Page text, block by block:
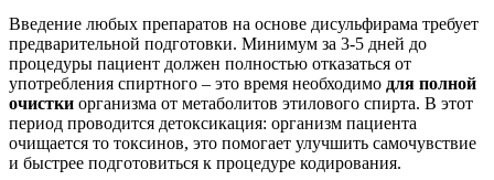
Введение любых препаратов на основе дисульфирама требует
предварительной подготовки. Минимум за 3-5 дней до
процедуры пациент должен полностью отказаться от
употребления спиртного – это время необходимо для полной
очистки организма от метаболитов этилового спирта. В этот
период проводится детоксикация: организм пациента
очищается то токсинов, это помогает улучшить самочувствие
и быстрее подготовиться к процедуре кодирования.